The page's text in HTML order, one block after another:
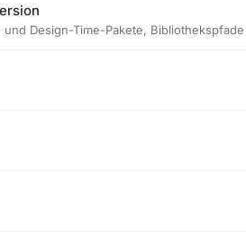
Design-Time-Pakete,